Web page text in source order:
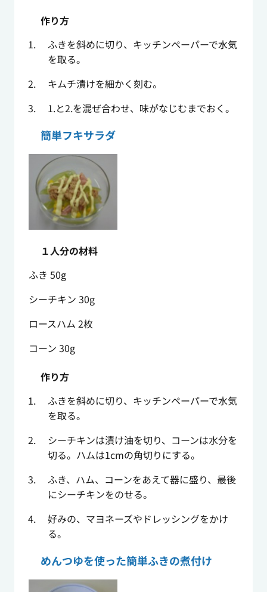
作り方
ふきを斜めに切り、キッチンペーパーで水気
を取る。
キムチ漬けを細かく刻む。
1.と2.を混ぜ合わせ、味がなじむまでおく。
簡単フキサラダ
１人分の材料
ふき 50g
シーチキン 30g
ロースハム 2枚
コーン 30g
作り方
ふきを斜めに切り、キッチンペーパーで水気
を取る。
シーチキンは漬け油を切り、コーンは水分を
切る。ハムは1cmの角切りにする。
ふき、ハム、コーンをあえて器に盛り、最後
にシーチキンをのせる。
好みの、マヨネーズやドレッシングをかけ
る。
めんつゆを使った簡単ふきの煮付け